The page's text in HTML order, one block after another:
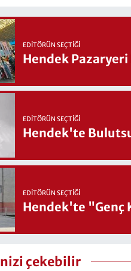
EDITÖRÜN SEÇTIĞI
Hendek Pazaryeri
EDITÖRÜN SEÇTIĞI
Hendek'te
EDITÖRÜN SEÇTIĞI
Hendek'te "Genç
çekebilir